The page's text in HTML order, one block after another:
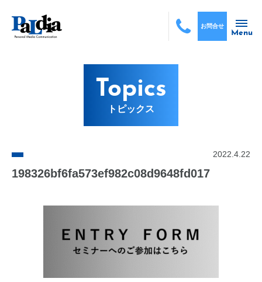
Menu
お問合せ
Topics
トピックス
2022.4.22
198326bf6fa573ef982c08d9648fd017